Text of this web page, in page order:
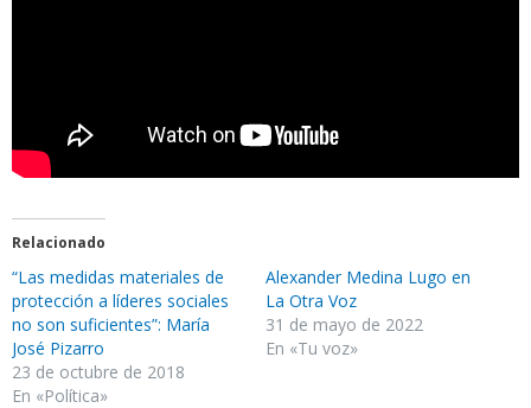
Relacionado
“Las medidas materiales de
protección a líderes sociales
no son suficientes”: María
José Pizarro
23 de octubre de 2018
En «Política»
Alexander Medina Lugo en
La Otra Voz
31 de mayo de 2022
En «Tu voz»